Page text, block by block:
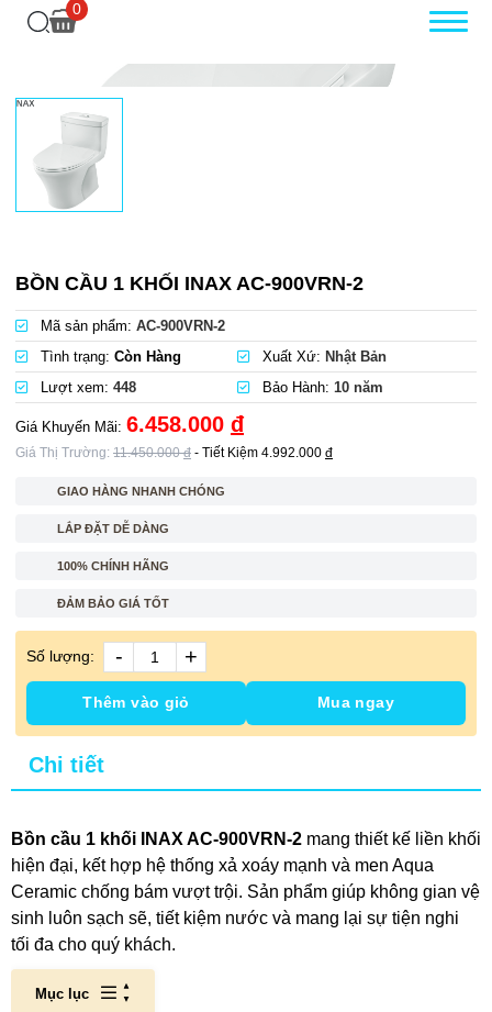
0
BỒN CẦU 1 KHỐI INAX AC-900VRN-2
Mã sản phẩm: AC-900VRN-2
Tình trạng: Còn Hàng Xuất Xứ: Nhật Bản
Lượt xem: 448 Bảo Hành: 10 năm
Giá Khuyến Mãi: 6.458.000 đ
Giá Thị Trường: 11.450.000đ - Tiết Kiệm 4.992.000 đ
GIAO HÀNG NHANH CHÓNG
LẮP ĐẶT DỄ DÀNG
100% CHÍNH HÃNG
ĐẢM BẢO GIÁ TỐT
Số lượng: - +
Thêm vào giỏ Mua ngay
Chi tiết
Bồn cầu 1 khối INAX AC-900VRN-2 mang thiết kế liền khối
hiện đại, kết hợp hệ thống xả xoáy mạnh và men Aqua
Ceramic chống bám vượt trội. Sản phẩm giúp không gian vệ
sinh luôn sạch sẽ, tiết kiệm nước và mang lại sự tiện nghi
tối đa cho quý khách.
Mục lục